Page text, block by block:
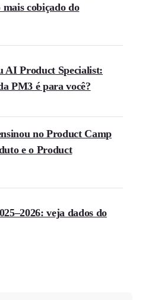
cobiçado do
AI Product Specialist:
PM3 é para você?
no Product Camp
e o Product
veja dados do